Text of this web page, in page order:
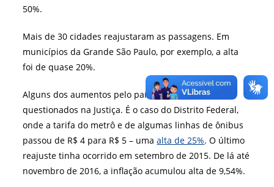
50%.
Mais de 30 cidades reajustaram as passagens. Em
municípios da Grande São Paulo, por exemplo, a alta
foi de quase 20%.
Alguns dos aumentos pelo país estão sendo
questionados na Justiça. É o caso do Distrito Federal,
onde a tarifa do metrô e de algumas linhas de ônibus
passou de R$ 4 para R$ 5 – umaalta de 25%. O último
reajuste tinha ocorrido em setembro de 2015. De lá até
novembro de 2016, a inflação acumulou alta de 9,54%.